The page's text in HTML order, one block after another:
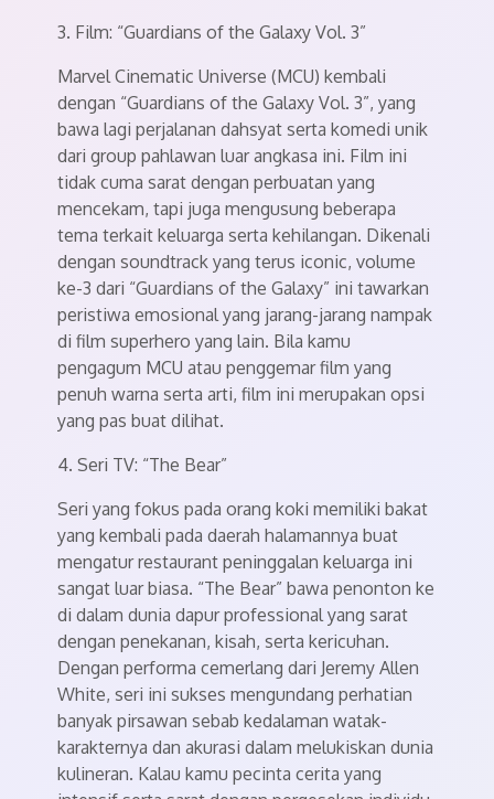
3. Film: “Guardians of the Galaxy Vol. 3”
Marvel Cinematic Universe (MCU) kembali
dengan “Guardians of the Galaxy Vol. 3”, yang
bawa lagi perjalanan dahsyat serta komedi unik
dari group pahlawan luar angkasa ini. Film ini
tidak cuma sarat dengan perbuatan yang
mencekam, tapi juga mengusung beberapa
tema terkait keluarga serta kehilangan. Dikenali
dengan soundtrack yang terus iconic, volume
ke-3 dari “Guardians of the Galaxy” ini tawarkan
peristiwa emosional yang jarang-jarang nampak
di film superhero yang lain. Bila kamu
pengagum MCU atau penggemar film yang
penuh warna serta arti, film ini merupakan opsi
yang pas buat dilihat.
4. Seri TV: “The Bear”
Seri yang fokus pada orang koki memiliki bakat
yang kembali pada daerah halamannya buat
mengatur restaurant peninggalan keluarga ini
sangat luar biasa. “The Bear” bawa penonton ke
di dalam dunia dapur professional yang sarat
dengan penekanan, kisah, serta kericuhan.
Dengan performa cemerlang dari Jeremy Allen
White, seri ini sukses mengundang perhatian
banyak pirsawan sebab kedalaman watak-
karakternya dan akurasi dalam melukiskan dunia
kulineran. Kalau kamu pecinta cerita yang